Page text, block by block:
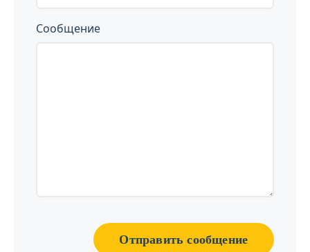
Сообщение
Отправить сообщение